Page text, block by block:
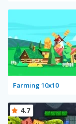
Farming 10x10
4.7